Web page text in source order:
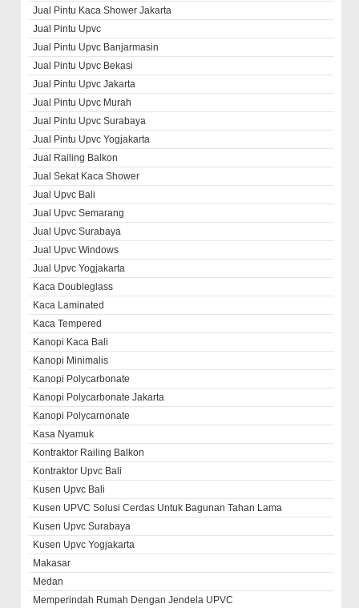
Jual Pintu Kaca Shower Jakarta
Jual Pintu Upvc
Jual Pintu Upvc Banjarmasin
Jual Pintu Upvc Bekasi
Jual Pintu Upvc Jakarta
Jual Pintu Upvc Murah
Jual Pintu Upvc Surabaya
Jual Pintu Upvc Yogjakarta
Jual Railing Balkon
Jual Sekat Kaca Shower
Jual Upvc Bali
Jual Upvc Semarang
Jual Upvc Surabaya
Jual Upvc Windows
Jual Upvc Yogjakarta
Kaca Doubleglass
Kaca Laminated
Kaca Tempered
Kanopi Kaca Bali
Kanopi Minimalis
Kanopi Polycarbonate
Kanopi Polycarbonate Jakarta
Kanopi Polycarnonate
Kasa Nyamuk
Kontraktor Railing Balkon
Kontraktor Upvc Bali
Kusen Upvc Bali
Kusen UPVC Solusi Cerdas Untuk Bagunan Tahan Lama
Kusen Upvc Surabaya
Kusen Upvc Yogjakarta
Makasar
Medan
Memperindah Rumah Dengan Jendela UPVC